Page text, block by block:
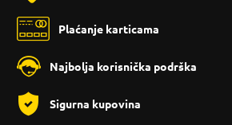
Plaćanje karticama
Najbolja korisnička podrška
Sigurna kupovina